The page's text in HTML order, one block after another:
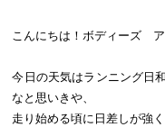
こんにちは！ボディーズ ア
今日の天気はランニング日
なと思いきや、
走り始める頃に日差しが強